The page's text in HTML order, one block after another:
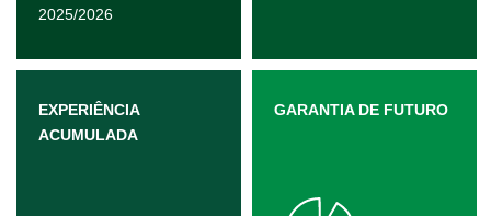
2025/2026
EXPERIÊNCIA
ACUMULADA
GARANTIA DE FUTURO